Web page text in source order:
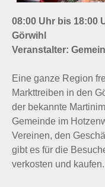
08:00 Uhr bis 18:00
Görwihl
Veranstalter:
Eine ganze Region
Markttreiben in den
der bekannte
Gemeinde im
Vereinen, den
gibt es für die
verkosten und kaufen.